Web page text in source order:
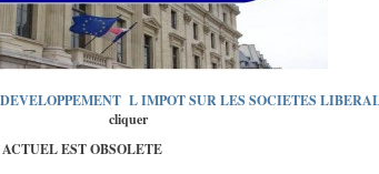
L IMPOT SUR LES SOCIETES
cliquer
EST OBSOLETE